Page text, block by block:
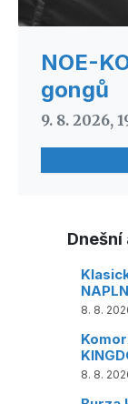
NOE-
gongů
9. 8. 2026,
Dnešní
8. 8.
8. 8.